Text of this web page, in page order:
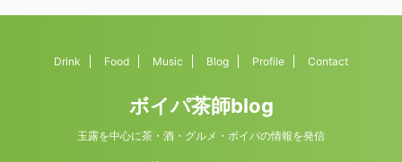
Drink Food Music Blog Profile Contact
ボイパ茶師blog
玉露を中心に茶・酒・グルメ・ボイパの情報を発信